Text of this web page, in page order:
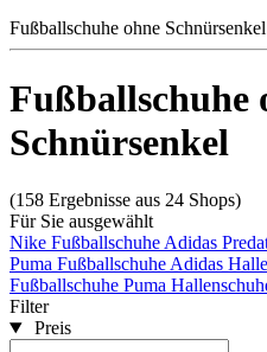
Fußballschuhe ohne Schnürsenkel
Fußballschuhe
Schnürsenkel
(158 Ergebnisse aus 24 Shops)
Für Sie ausgewählt
Nike Fußballschuhe Adidas
Puma Fußballschuhe Adidas
Fußballschuhe Puma
Filter
Preis